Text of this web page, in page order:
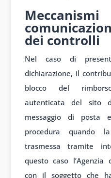
dei controlli
Nel caso di
dichiarazione, il
blocco del
autenticata del sito
messaggio di posta
procedura quando
trasmessa tramite
questo caso l’Agenzia
con il soggetto che